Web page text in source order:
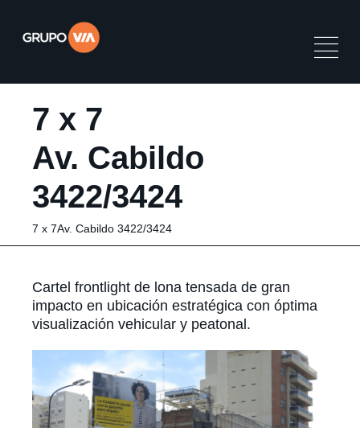
7 x 7
Av. Cabildo
3422/3424
7 x 7Av. Cabildo 3422/3424
Cartel frontlight de lona tensada de gran
impacto en ubicación estratégica con óptima
visualización vehicular y peatonal.